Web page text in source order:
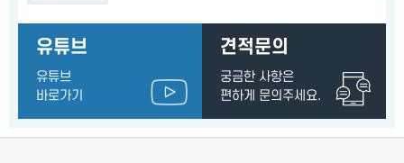
유튜브
유튜브
바로가기
견적문의
궁금한 사항은
편하게 문의주세요.